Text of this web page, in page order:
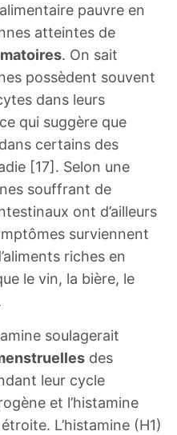
pauvre en
atteintes de
. On sait
possèdent souvent
dans leurs
qui suggère que
certains des
[17]. Selon une
souffrant de
ont d’ailleurs
surviennent
riches en
le vin, la bière, le
soulagerait
des
leur cycle
et l’histamine
L’histamine (H1)